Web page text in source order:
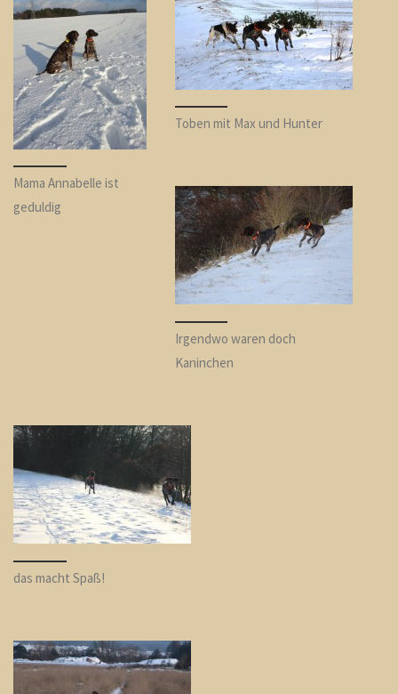
Mama Annabelle ist
geduldig
Toben mit Max und Hunter
Irgendwo waren doch
Kaninchen
das macht Spaß!